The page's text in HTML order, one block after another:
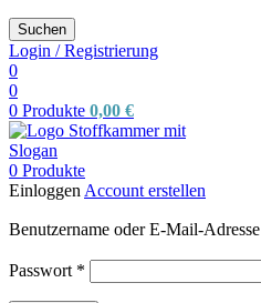
Suchen
Login / Registrierung
0
0
0 Produkte 0,00 €
0 Produkte
Einloggen Account erstellen
Benutzername oder E-Mail-Adresse
Passwort *